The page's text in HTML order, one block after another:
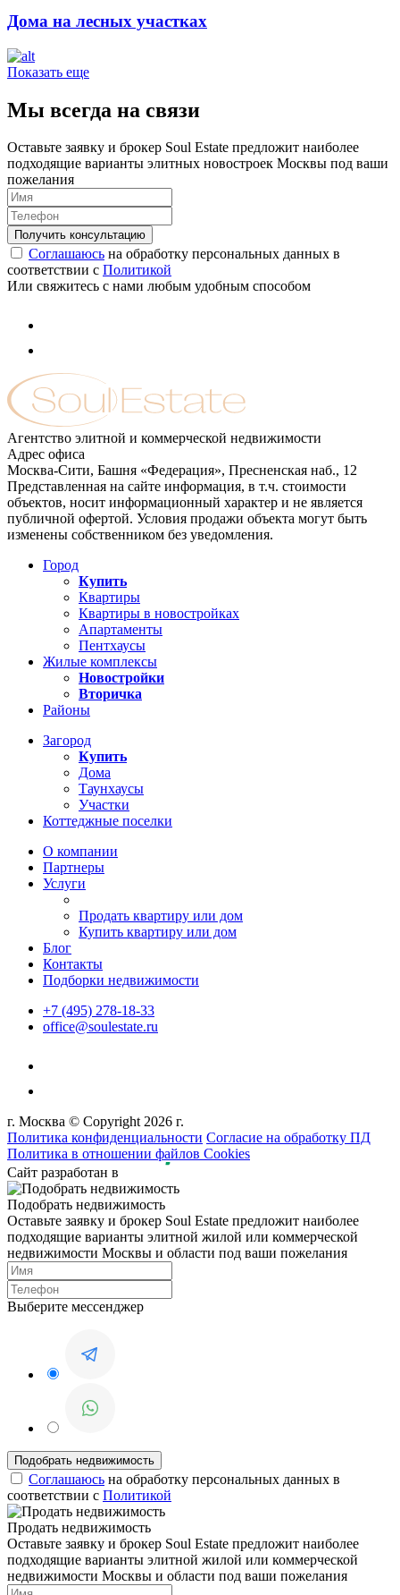
Дома на лесных участках
Показать еще
Мы всегда на связи
Оставьте заявку и брокер Soul Estate предложит наиболее
подходящие варианты элитных новостроек Москвы под ваши
пожелания
Соглашаюсь на обработку персональных данных в
соответствии с Политикой
Или свяжитесь с нами любым удобным способом
Агентство элитной и коммерческой недвижимости
Адрес офиса
Москва-Сити, Башня «Федерация», Пресненская наб., 12
Представленная на сайте информация, в т.ч. стоимости
объектов, носит информационный характер и не является
публичной офертой. Условия продажи объекта могут быть
изменены собственником без уведомления.
Город
Купить
Квартиры
Квартиры в новостройках
Апартаменты
Пентхаусы
Жилые комплексы
Новостройки
Вторичка
Районы
Загород
Купить
Дома
Таунхаусы
Участки
Коттеджные поселки
О компании
Партнеры
Услуги
Продать квартиру или дом
Купить квартиру или дом
Блог
Контакты
Подборки недвижимости
+7 (495) 278-18-33
office@soulestate.ru
г. Москва © Copyright 2026 г.
Политика конфиденциальности Согласие на обработку ПД
Политика в отношении файлов Cookies
Сайт разработан в
Подобрать недвижимость
Оставьте заявку и брокер Soul Estate предложит наиболее
подходящие варианты элитной жилой или коммерческой
недвижимости Москвы и области под ваши пожелания
Выберите мессенджер
Соглашаюсь на обработку персональных данных в
соответствии с Политикой
Продать недвижимость
Оставьте заявку и брокер Soul Estate предложит наиболее
подходящие варианты элитной жилой или коммерческой
недвижимости Москвы и области под ваши пожелания